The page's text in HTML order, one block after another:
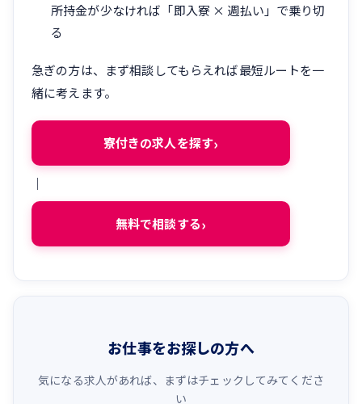
所持金が少なければ「即入寮 × 週払い」で乗り切
る
急ぎの方は、まず相談してもらえれば最短ルートを一
緒に考えます。
寮付きの求人を探す
｜
無料で相談する
お仕事をお探しの方へ
気になる求人があれば、まずはチェックしてみてくださ
い